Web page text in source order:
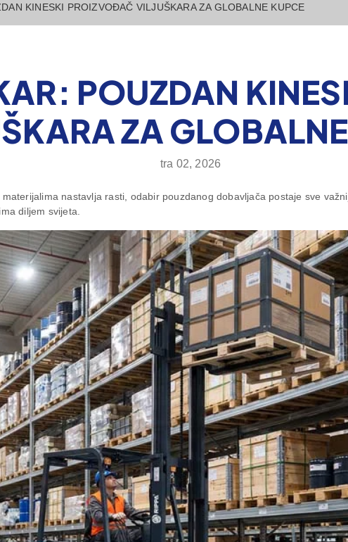
KINESKI PROIZVOĐAČ VILJUŠKARA ZA GLOBALNE KUPCE
POUZDAN
ZA
tra 02, 2026
nastavlja rasti, odabir pouzdanog dobavljača postaje sve
diljem svijeta.